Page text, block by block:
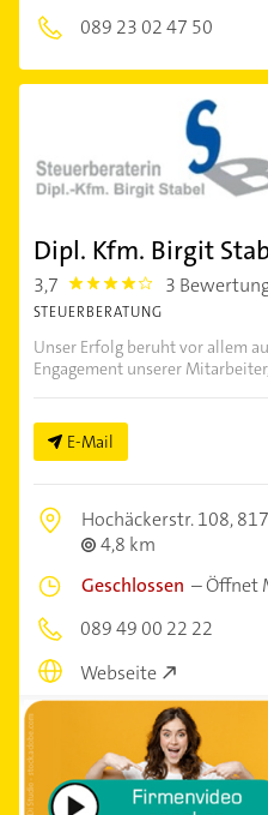
089 23 02 47 50
Dipl. Kfm. Birgit
3,7 3.7 3
STEUERBERATUNG
Unser Erfolg beruht vor allem
Engagement unserer
E-Mail
Hochäckerstr. 108,
4,8 km
Geschlossen –Öffnet
089 49 00 22 22
Webseite